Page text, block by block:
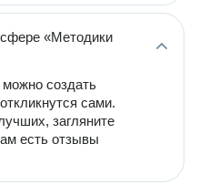
«Методики
можно создать
сами.
загляните
есть отзывы